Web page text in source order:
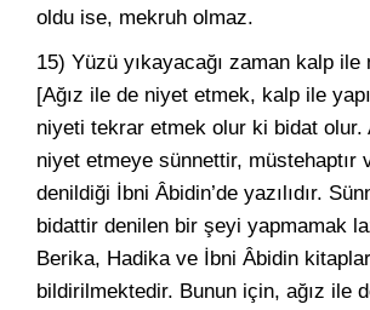
oldu ise, mekruh olmaz.
15) Yüzü yıkayacağı zaman kalp ile
[Ağız ile de niyet etmek, kalp ile
niyeti tekrar etmek olur ki bidat olur.
niyet etmeye sünnettir, müstehaptır
denildiği İbni Âbidin’de yazılıdır.
bidattir denilen bir şeyi yapmamak
Berika, Hadika ve İbni Âbidin
bildirilmektedir. Bunun için, ağız ile